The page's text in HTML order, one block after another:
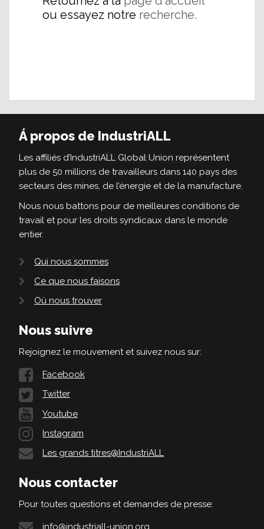
ou essayez notre recherche.
Á propos de IndustriALL
Les affiliés d’IndustriALL Global Union représentent
plus de 50 millions de travailleurs dans 140 pays des
secteurs des mines, de l’énergie et de la manufacture.
Nous nous battons pour de meilleures conditions de
travail et pour les droits syndicaux dans le monde
entier.
Qui nous sommes
Ce que nous faisons
Où nous trouver
Nous suivre
Rejoignez le mouvement et suivez nous sur:
Facebook
Twitter
Youtube
Instagram
Les grands titres@IndustriALL
Nous contacter
Pour toutes questions et demandes de presse:
info@industriall-union.org